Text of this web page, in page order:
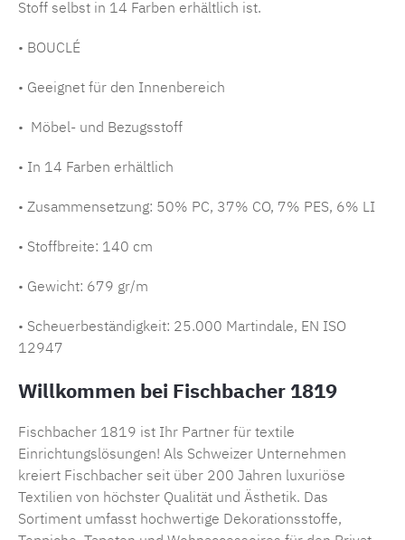
Stoff selbst in 14 Farben erhältlich ist.
• BOUCLÉ
• Geeignet für den Innenbereich
• Möbel- und Bezugsstoff
• In 14 Farben erhältlich
• Zusammensetzung: 50% PC, 37% CO, 7% PES, 6% LI
• Stoffbreite: 140 cm
• Gewicht: 679 gr/m
• Scheuerbeständigkeit: 25.000 Martindale, EN ISO
12947
Willkommen bei Fischbacher 1819
Fischbacher 1819 ist Ihr Partner für textile
Einrichtungslösungen! Als Schweizer Unternehmen
kreiert Fischbacher seit über 200 Jahren luxuriöse
Textilien von höchster Qualität und Ästhetik. Das
Sortiment umfasst hochwertige Dekorationsstoffe,